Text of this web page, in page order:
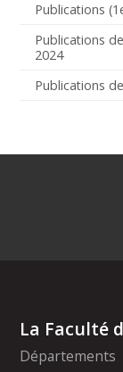
Publications
Publications
2024
Publications
La Faculté
Départements